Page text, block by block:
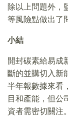
除以上問題外，
等風險點做出了
小結
開封碳素給易成
斷的並購切入新
半年報數據來看
目和產能，但公
資者需密切關注。